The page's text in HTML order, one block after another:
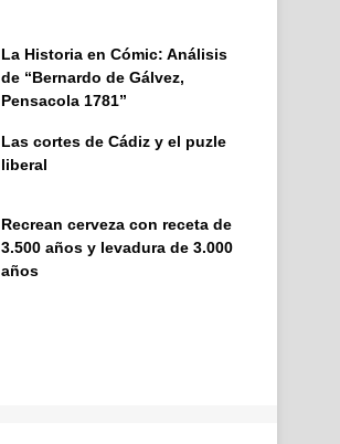
La Historia en Cómic: Análisis
de “Bernardo de Gálvez,
Pensacola 1781”
Las cortes de Cádiz y el puzle
liberal
Recrean cerveza con receta de
3.500 años y levadura de 3.000
años